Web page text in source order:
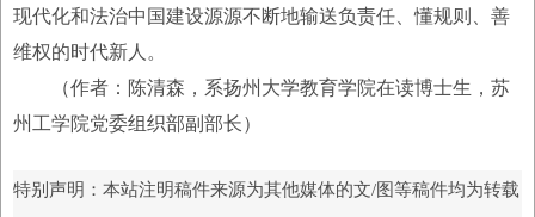
现代化和法治中国建设源源不断地输送负责任、懂规则、善
维权的时代新人。
（作者：陈清森，系扬州大学教育学院在读博士生，苏
州工学院党委组织部副部长）
特别声明：本站注明稿件来源为其他媒体的文/图等稿件均为转载